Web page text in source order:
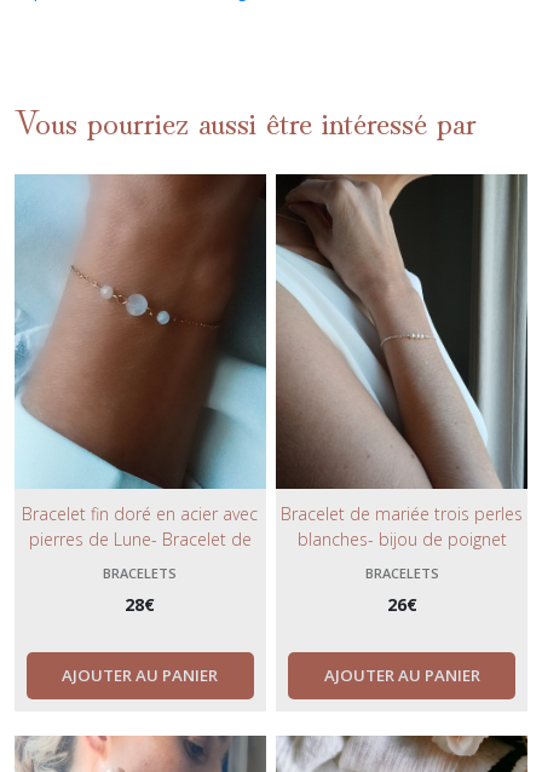
Vous pourriez aussi être intéressé par
Bracelet fin doré en acier avec
pierres de Lune- Bracelet de
mariée blanc et or- bijou chic et
BRACELETS
28€
AJOUTER AU PANIER
Bracelet de mariée trois perles
blanches- bijou de poignet
argenté ou doré- bijoux chics et
BRACELETS
26€
AJOUTER AU PANIER